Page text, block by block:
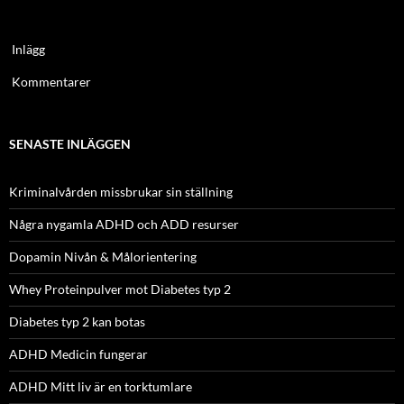
Inlägg
Kommentarer
SENASTE INLÄGGEN
Kriminalvården missbrukar sin ställning
Några nygamla ADHD och ADD resurser
Dopamin Nivån & Målorientering
Whey Proteinpulver mot Diabetes typ 2
Diabetes typ 2 kan botas
ADHD Medicin fungerar
ADHD Mitt liv är en torktumlare